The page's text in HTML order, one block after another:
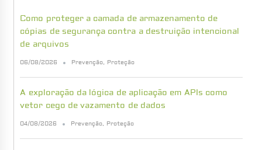
Como proteger a camada de armazenamento de
cópias de segurança contra a destruição intencional
de arquivos
06/08/2026 Prevenção, Proteção
A exploração da lógica de aplicação em APIs como
vetor cego de vazamento de dados
04/08/2026 Prevenção, Proteção